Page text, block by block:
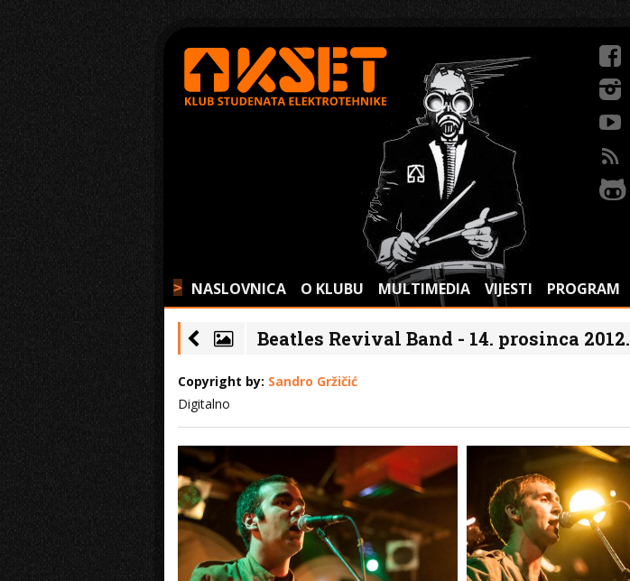
> NASLOVNICA O KLUBU MULTIMEDIA VIJESTI PROGRAM
Beatles Revival Band - 14. prosinca 2012.
Copyright by: Sandro Gržičić
Digitalno